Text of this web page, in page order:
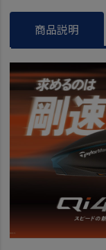
フクラブ
商品説明